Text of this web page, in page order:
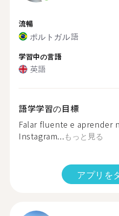
流暢
ポルトガル語
学習中の言語
英語
語学学習の目標
Falar fluente e aprender
Instagram...もっと見る
アプリを